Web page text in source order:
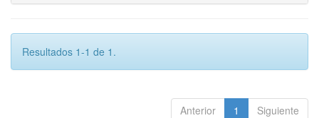
Resultados 1-1 de 1.
Anterior 1 Siguiente